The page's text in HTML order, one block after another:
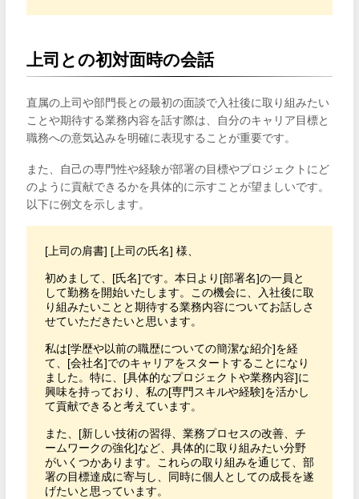
上司との初対面時の会話
直属の上司や部門長との最初の面談で入社後に取り組みたい
ことや期待する業務内容を話す際は、自分のキャリア目標と
職務への意気込みを明確に表現することが重要です。
また、自己の専門性や経験が部署の目標やプロジェクトにど
のように貢献できるかを具体的に示すことが望ましいです。
以下に例文を示します。
[上司の肩書] [上司の氏名] 様、
初めまして、[氏名]です。本日より[部署名]の一員と
して勤務を開始いたします。この機会に、入社後に取
り組みたいことと期待する業務内容についてお話しさ
せていただきたいと思います。
私は[学歴や以前の職歴についての簡潔な紹介]を経
て、[会社名]でのキャリアをスタートすることになり
ました。特に、[具体的なプロジェクトや業務内容]に
興味を持っており、私の[専門スキルや経験]を活かし
て貢献できると考えています。
また、[新しい技術の習得、業務プロセスの改善、チ
ームワークの強化]など、具体的に取り組みたい分野
がいくつかあります。これらの取り組みを通じて、部
署の目標達成に寄与し、同時に個人としての成長を遂
げたいと思っています。